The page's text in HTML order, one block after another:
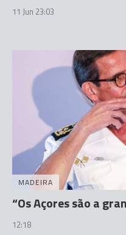
11 Jun 23:03
MADEIRA
“Os Açores são a
12:18